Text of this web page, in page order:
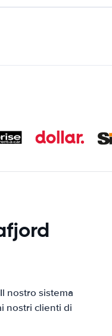
nostro sistema
nostri clienti di